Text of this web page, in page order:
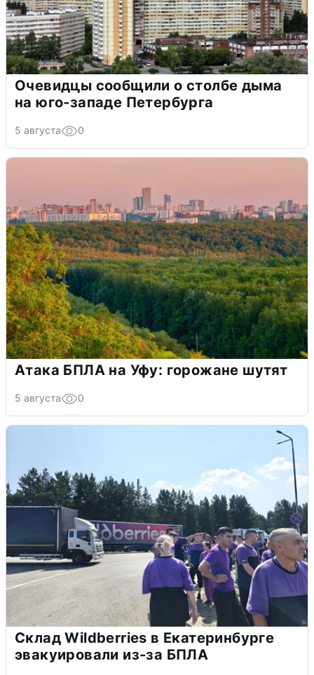
Очевидцы сообщили о столбе дыма
на юго-западе Петербурга
5 августа 0
Атака БПЛА на Уфу: горожане шутят
5 августа 0
Склад Wildberries в Екатеринбурге
эвакуировали из-за БПЛА